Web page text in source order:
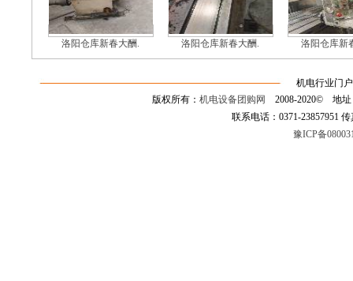
洛阳仓库新春大酬. 洛阳仓库新春大酬. 洛阳仓库新
机电行业门
版权所有： 机电设备团购网
2008-2020© 地址
联系电话：0371-23857951
豫ICP备